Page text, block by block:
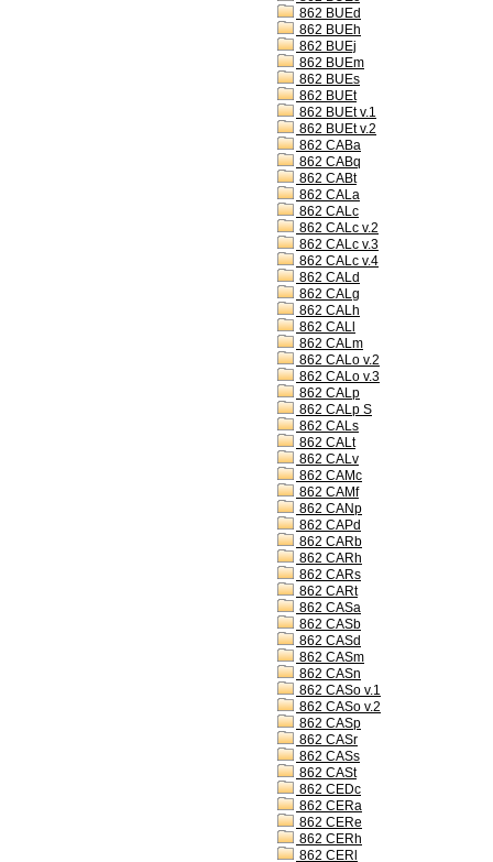
862 BUEd
862 BUEh
862 BUEj
862 BUEm
862 BUEs
862 BUEt
862 BUEt v.1
862 BUEt v.2
862 CABa
862 CABq
862 CABt
862 CALa
862 CALc
862 CALc v.2
862 CALc v.3
862 CALc v.4
862 CALd
862 CALg
862 CALh
862 CALl
862 CALm
862 CALo v.2
862 CALo v.3
862 CALp
862 CALp S
862 CALs
862 CALt
862 CALv
862 CAMc
862 CAMf
862 CANp
862 CAPd
862 CARb
862 CARh
862 CARs
862 CARt
862 CASa
862 CASb
862 CASd
862 CASm
862 CASn
862 CASo v.1
862 CASo v.2
862 CASp
862 CASr
862 CASs
862 CASt
862 CEDc
862 CERa
862 CERe
862 CERh
862 CERl